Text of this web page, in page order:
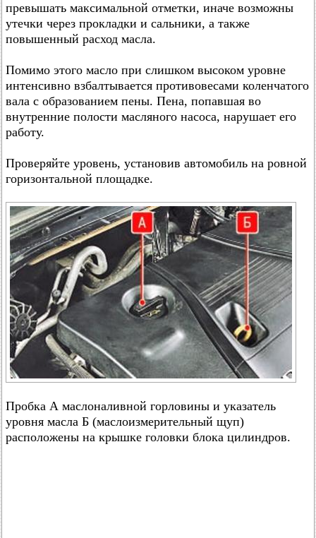
превышать максимальной отметки, иначе возможны
утечки через прокладки и сальники, а также
повышенный расход масла.
Помимо этого масло при слишком высоком уровне
интенсивно взбалтывается противовесами коленчатого
вала с образованием пены. Пена, попавшая во
внутренние полости масляного насоса, нарушает его
работу.
Проверяйте уровень, установив автомобиль на ровной
горизонтальной площадке.
Пробка А маслоналивной горловины и указатель
уровня масла Б (маслоизмерительный щуп)
расположены на крышке головки блока цилиндров.